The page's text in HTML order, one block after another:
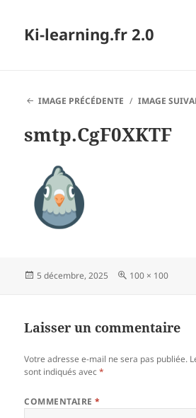
Ki-learning.fr 2.0
IMAGE PRÉCÉDENTE
IMAGE
smtp.CgF0XKTF
Publié
5 décembre, 2025
Taille
100 × 100
Laisser un commentaire
Votre adresse e-mail ne sera pas publiée.
sont indiqués avec*
COMMENTAIRE*